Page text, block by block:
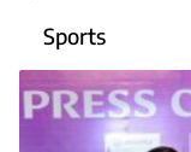
Sports